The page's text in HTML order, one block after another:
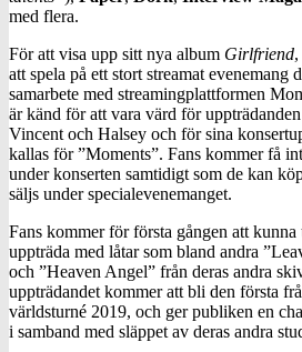
med flera.
För att visa upp sitt nya album Girlfriend
att spela på ett stort streamat evenemang
samarbete med streamingplattformen
är känd för att vara värd för
Vincent och Halsey och för sina
kallas för ”Moments”. Fans kommer få
under konserten samtidigt som de kan
säljs under specialevenemanget.
Fans kommer för första gången att
uppträda med låtar som bland andra
och ”Heaven Angel” från deras andra
uppträdandet kommer att bli den första
världsturné 2019, och ger publiken en
i samband med släppet av deras andra